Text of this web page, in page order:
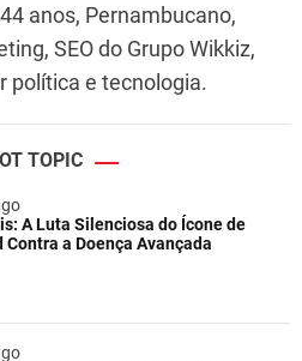
anos, Pernambucano,
SEO do Grupo Wikkiz,
política e tecnologia.
TOPIC
A Luta Silenciosa do Ícone de
Contra a Doença Avançada